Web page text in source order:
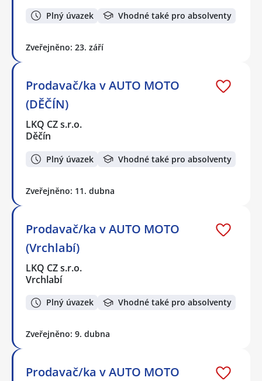
Plný úvazek Vhodné také pro absolventy
Zveřejněno: 23. září
Prodavač/ka v AUTO MOTO
(DĚČÍN)
LKQ CZ s.r.o.
Děčín
Plný úvazek Vhodné také pro absolventy
Zveřejněno: 11. dubna
Prodavač/ka v AUTO MOTO
(Vrchlabí)
LKQ CZ s.r.o.
Vrchlabí
Plný úvazek Vhodné také pro absolventy
Zveřejněno: 9. dubna
Prodavač/ka v AUTO MOTO